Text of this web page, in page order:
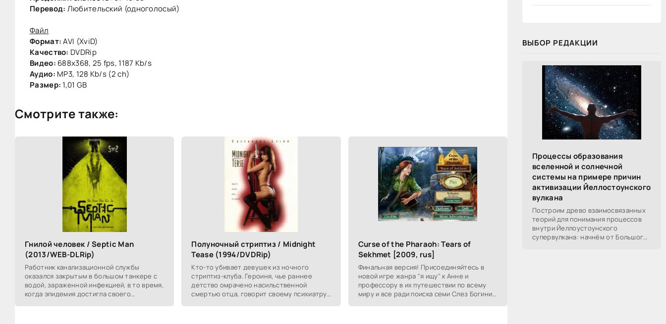
Перевод: Любительский (одноголосый)
Файл
Формат:AVI (XviD)
Качество: DVDRip
Видео: 688x368, 25 fps, 1187 Kb/s
Аудио: MP3, 128 Kb/s (2 ch)
Размер: 1,01 GB
Смотрите также:
Гнилой человек / Septic Man
(2013/WEB-DLRip)
Работник канализационной службы
оказался закрытым в большом танкере с
водой, зараженной инфекцией, в то время,
когда эпидемия достигла своего
Полуночный стриптиз / Midnight
Tease (1994/DVDRip)
Кто-то убивает девушек из ночного
стриптиз-клуба. Героиня, чье раннее
детство омрачено насильственной
смертью отца, говорит своему психиатру,
Curse of the Pharaoh: Tears of
Sekhmet [2009, rus]
Финальная версия! Присоединяйтесь в
новой игре жанра "я ищу" к Анне и
професcору в их путешествии по всему
миру и все ради поиска семи Слез Богини
ВЫБОР РЕДАКЦИИ
Процессы образования
вселенной и солнечной
системы на примере причин
активизации Йеллостоунского
вулкана
Построим древо взаимосвязанных
теорий для понимания процессов
внутри Йеллоустоунского
супервулкана: начнём от Большого